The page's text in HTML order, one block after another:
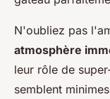
N'oubliez pas
atmosphère
leur rôle de
semblent